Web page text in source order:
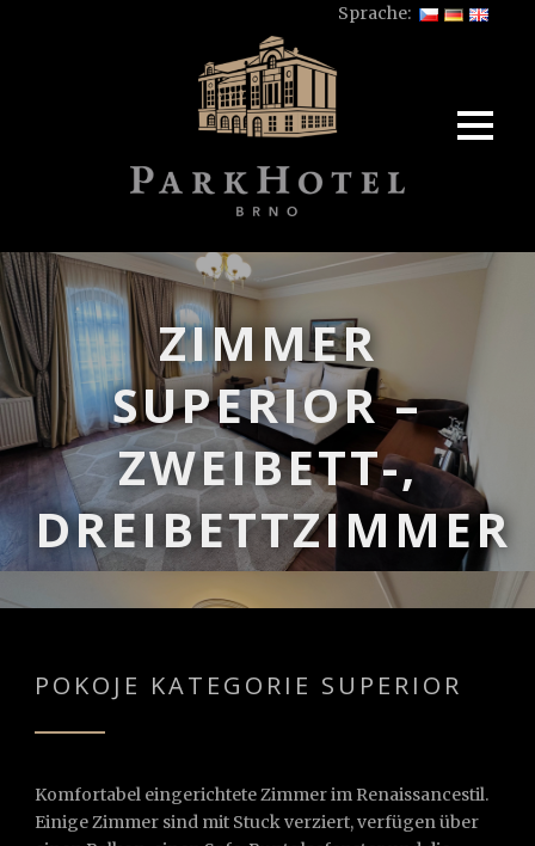
Sprache:
ZIMMER
SUPERIOR –
ZWEIBETT-,
DREIBETTZIMMER
POKOJE KATEGORIE SUPERIOR
Komfortabel eingerichtete Zimmer im Renaissancestil.
Einige Zimmer sind mit Stuck verziert, verfügen über